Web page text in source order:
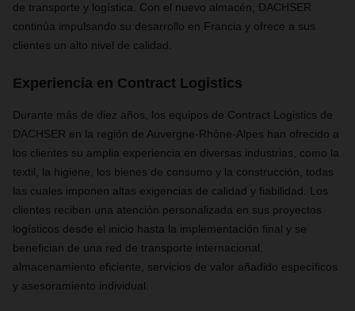
de transporte y logística. Con el nuevo almacén, DACHSER
continúa impulsando su desarrollo en Francia y ofrece a sus
clientes un alto nivel de calidad.
Experiencia en Contract Logistics
Durante más de diez años, los equipos de Contract Logistics de
DACHSER en la región de Auvergne-Rhône-Alpes han ofrecido a
los clientes su amplia experiencia en diversas industrias, como la
textil, la higiene, los bienes de consumo y la construcción, todas
las cuales imponen altas exigencias de calidad y fiabilidad. Los
clientes reciben una atención personalizada en sus proyectos
logísticos desde el inicio hasta la implementación final y se
benefician de una red de transporte internacional,
almacenamiento eficiente, servicios de valor añadido específicos
y asesoramiento individual.